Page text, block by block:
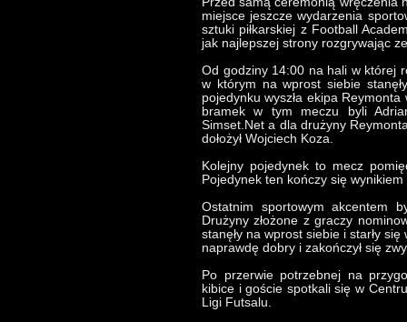
miejsce jeszcze wydarzenia
sztuki piłkarskiej z Football
jak najlepszej strony rozgrywając
Od godziny 14:00 na hali w której
w którym na wprost siebie
pojedynku wyszła ekipa
bramek w tym meczu byli
Simset.Net a dla drużyny
dołożył Wojciech Koza.
Kolejny pojedynek to mecz
Pojedynek ten kończy się
Ostatnim sportowym akcentem
Drużyny złożone z graczy
stanęły na wprost siebie i starły
naprawdę dobry i zakończył się
Po przerwie potrzebnej na
kibice i goście spotkali się w
Ligi Futsalu.